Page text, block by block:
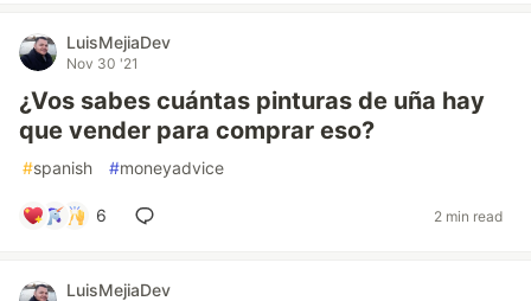
LuisMejiaDev
Nov 30 '21
¿Vos sabes cuántas pinturas de uña hay
que vender para comprar eso?
#spanish #moneyadvice
6 2 min read
LuisMejiaDev